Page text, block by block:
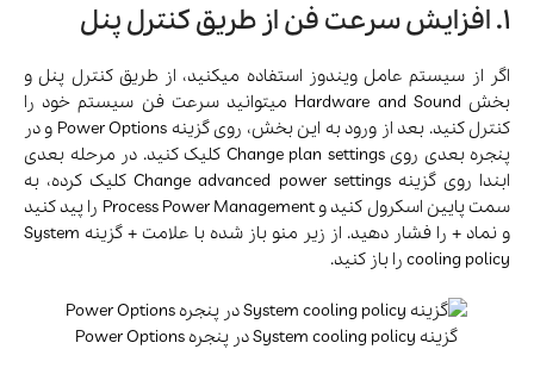
1. افزایش سرعت فن از طریق کنترل پنل
اگر از سیستم عامل ویندوز استفاده میکنید، از طریق کنترل پنل و
بخش Hardware and Sound میتوانید سرعت فن سیستم خود را
کنترل کنید. بعد از ورود به این بخش، روی گزینه Power Options و در
پنجره بعدی روی Change plan settings کلیک کنید. در مرحله بعدی
ابندا روی گزینه Change advanced power settings کلیک کرده، به
سمت پایین اسکرول کنید و Process Power Management را پید کنید
و نماد + را فشار دهید. از زیر منو باز شده با علامت + گزینه System
cooling policy را باز کنید.
گزینه System cooling policy در پنجره Power Options